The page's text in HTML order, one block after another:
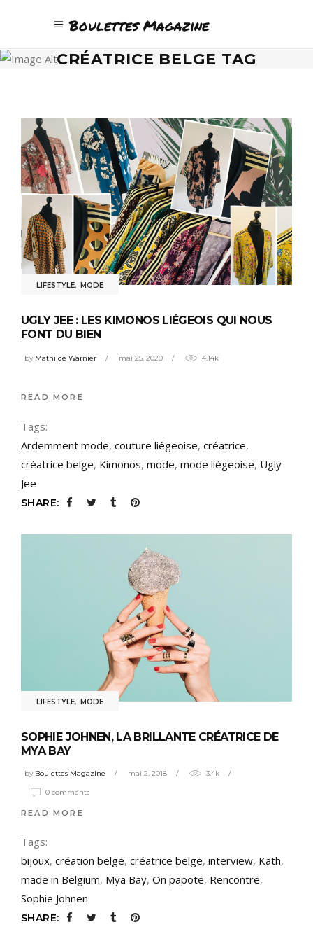
Boulettes Magazine
CRÉATRICE BELGE TAG
LIFESTYLE, MODE
UGLY JEE : LES KIMONOS LIÉGEOIS QUI NOUS
FONT DU BIEN
by Mathilde Warnier mai 25, 2020 4.14k
READ MORE
Tags:
Ardemment mode, couture liégeoise, créatrice,
créatrice belge, Kimonos, mode, mode liégeoise, Ugly
Jee
SHARE:
LIFESTYLE, MODE
SOPHIE JOHNEN, LA BRILLANTE CRÉATRICE DE
MYA BAY
by Boulettes Magazine mai 2, 2018 3.4k
0 comments
READ MORE
Tags:
bijoux, création belge, créatrice belge, interview, Kath,
made in Belgium, Mya Bay, On papote, Rencontre,
Sophie Johnen
SHARE: